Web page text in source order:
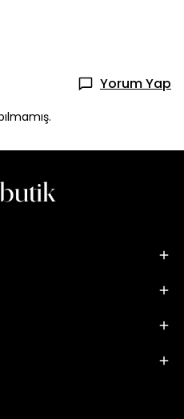
Yorum Yap